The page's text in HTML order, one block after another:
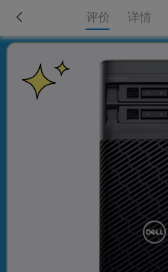
评价 详情